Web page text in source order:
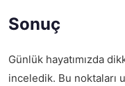
Sonuç
Günlük hayatımızda
inceledik. Bu noktaları